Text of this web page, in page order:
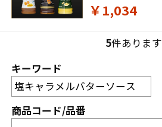
￥1,034
5件あります
キーワード
商品コード/品番